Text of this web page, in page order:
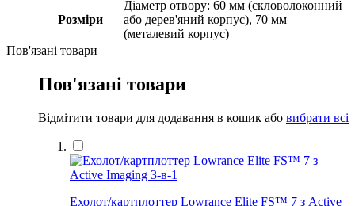
Розміри
Діаметр отвору: 60 мм (скловолоконний
або дерев'яний корпус), 70 мм
(металевий корпус)
Пов'язані товари
Пов'язані товари
Відмітити товари для додавання в кошик або вибрати всі
Ехолот/картплоттер Lowrance Elite FS™ 7 з Active